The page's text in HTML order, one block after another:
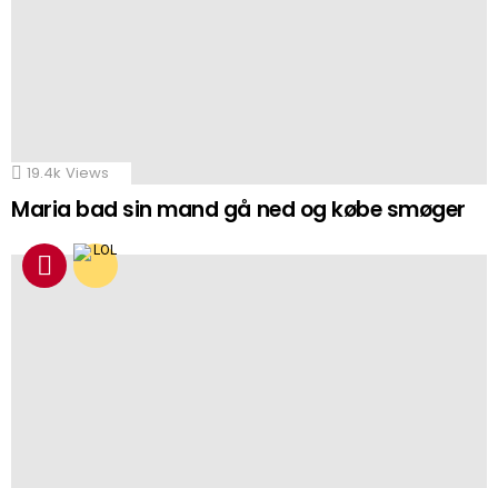
19.4k Views
Maria bad sin mand gå ned og købe smøger